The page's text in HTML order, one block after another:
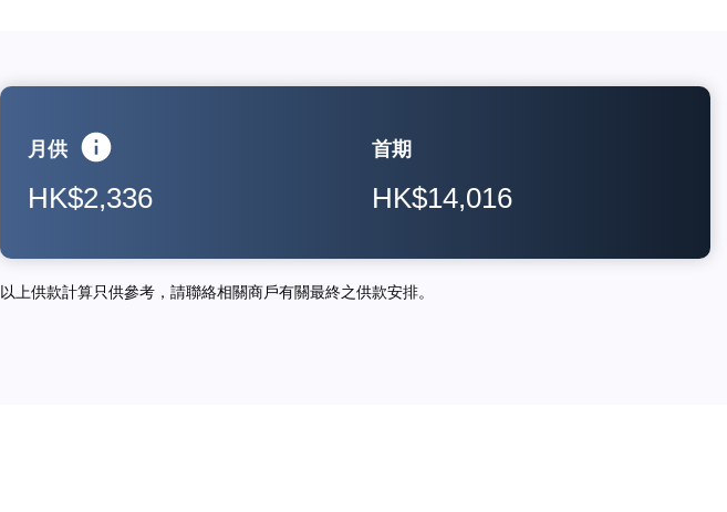
月供
HK$2,336
首期
HK$14,016
以上供款計算只供參考，請聯絡相關商戶有關最終之供款安排。